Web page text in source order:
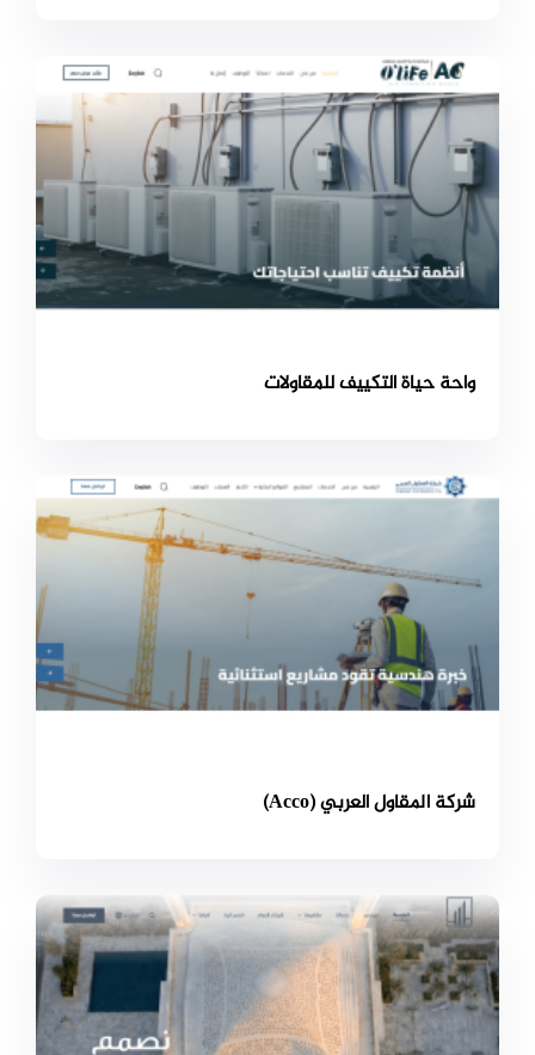
واحة حياة التكييف للمقاولات
شركة المقاول العربي (Acco)